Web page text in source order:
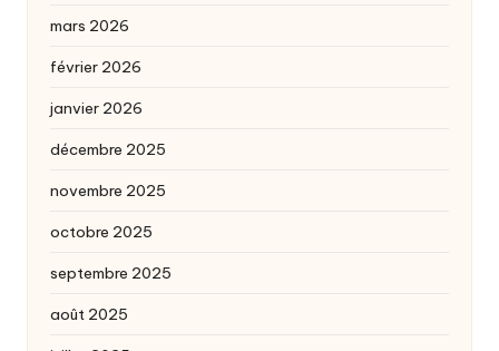
mars 2026
février 2026
janvier 2026
décembre 2025
novembre 2025
octobre 2025
septembre 2025
août 2025